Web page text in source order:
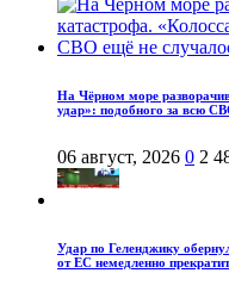
На Чёрном море
удар»: подобного за всю
06 август, 2026 0 2
Удар по Геленджику
от ЕС немедленно